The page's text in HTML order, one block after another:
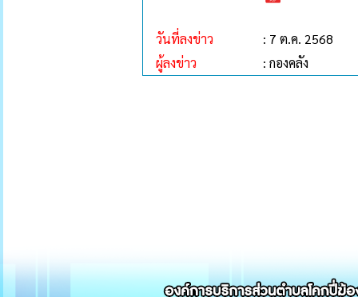
วันที่ลงข่าว
: 7 ต.ค. 2568
ผู้ลงข่าว
: กองคลัง